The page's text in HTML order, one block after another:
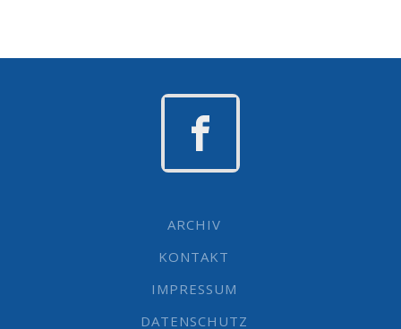
ARCHIV
KONTAKT
IMPRESSUM
DATENSCHUTZ